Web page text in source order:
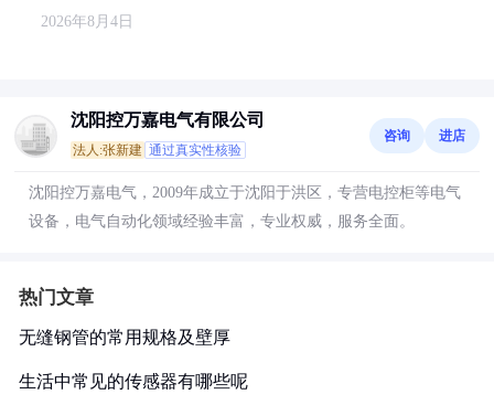
2026年8月4日
沈阳控万嘉电气有限公司
法人:张新建 通过真实性核验
咨询 进店
沈阳控万嘉电气，2009年成立于沈阳于洪区，专营电控柜等电气
设备，电气自动化领域经验丰富，专业权威，服务全面。
热门文章
无缝钢管的常用规格及壁厚
生活中常见的传感器有哪些呢